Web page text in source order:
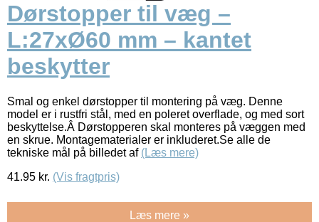
Dørstopper til væg –
L:27xØ60 mm – kantet
beskytter
Smal og enkel dørstopper til montering på væg. Denne
model er i rustfri stål, med en poleret overflade, og med sort
beskyttelse.Â Dørstopperen skal monteres på væggen med
en skrue. Montagematerialer er inkluderet.Se alle de
tekniske mål på billedet af (Læs mere)
41.95 kr. (Vis fragtpris)
Læs mere »